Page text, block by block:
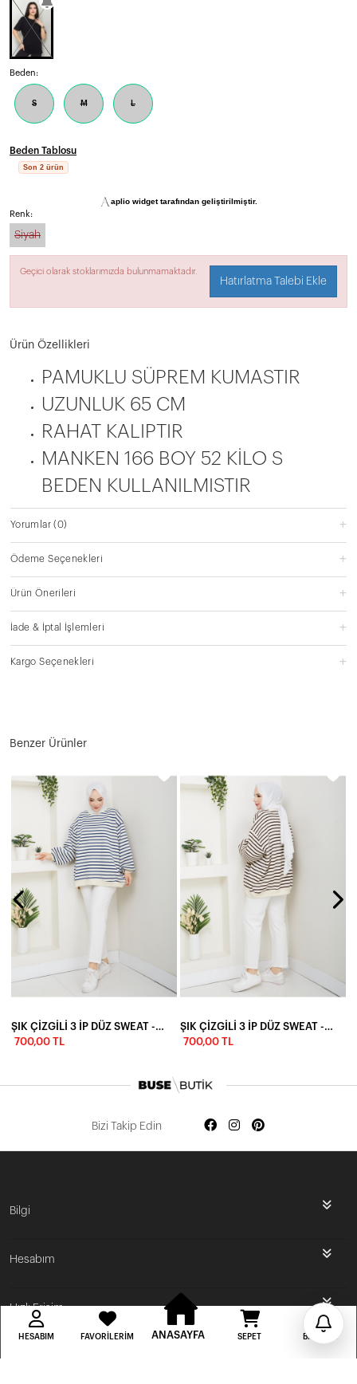
Beden:
S M L
Beden Tablosu
Son 2 ürün
aplio widget tarafından geliştirilmiştir.
Renk:
Siyah
Geçici olarak stoklarımızda bulunmamaktadır.
Hatırlatma Talebi Ekle
Ürün Özellikleri
PAMUKLU SÜPREM KUMASTIR
UZUNLUK 65 CM
RAHAT KALIPTIR
MANKEN 166 BOY 52 KİLO S
BEDEN KULLANILMISTIR
Yorumlar(0)
Ödeme Seçenekleri
Ürün Önerileri
İade & İptal İşlemleri
Kargo Seçenekleri
Benzer Ürünler
700,00 TL
700,00 TL
Bizi Takip Edin
Bilgi
Hesabım
Hızlı Erişim
HESABIM FAVORILERIM ANASAYFA SEPET BILDIRIM